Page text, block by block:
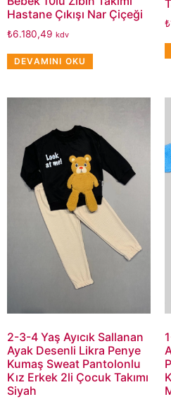
Hastane Çıkışı Nar Çiçeği
₺6.180,49 kdv
DEVAMINI OKU
₺
2-3-4 Yaş Ayıcık Sallanan
Ayak Desenli Likra Penye
Kumaş Sweat Pantolonlu
Kız Erkek 2li Çocuk Takımı
Siyah